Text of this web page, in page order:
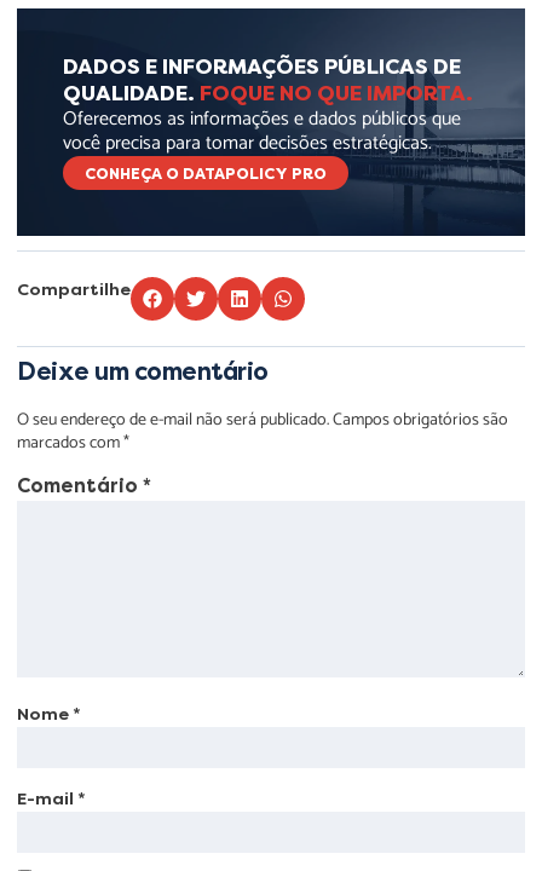
DADOS E INFORMAÇÕES PÚBLICAS DE
QUALIDADE. FOQUE NO QUE IMPORTA.
Oferecemos as informações e dados públicos que
você precisa para tomar decisões estratégicas.
CONHEÇA O DATAPOLICY PRO
Compartilhe
Deixe um comentário
O seu endereço de e-mail não será publicado.Campos obrigatórios são
marcados com*
Comentário *
Nome *
E-mail *